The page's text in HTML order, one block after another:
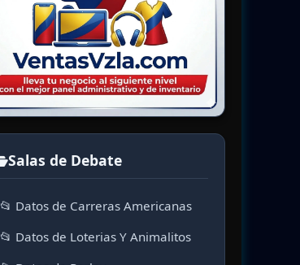
Salas de Debate
📂 Datos de Carreras Americanas
📂 Datos de Loterias Y Animalitos